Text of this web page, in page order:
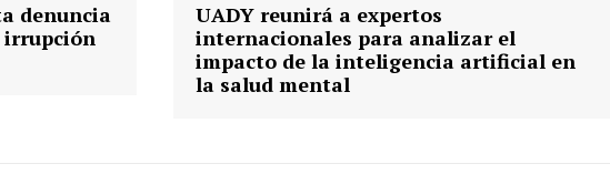
denuncia
UADY reunirá a expertos
internacionales para analizar el
impacto de la inteligencia artificial en
la salud mental